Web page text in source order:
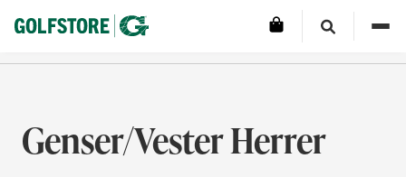
Genser/Vester Herrer